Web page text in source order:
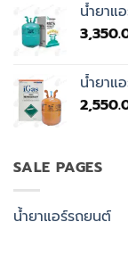
น้ำยาแ
น้ำยาแ
SALE PAGES
น้ำยาแอร์รถยนต์